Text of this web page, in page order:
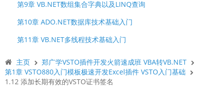
第9章 VB.NET数组集合字典以及LINQ查询
第10章 ADO.NET数据库技术基础入门
第11章 VB.NET多线程技术基础入门
主页
郑广学VSTO插件开发火箭速成班 VBA转VB.NET
第1章 VSTO880入门模板极速开发Excel插件 VSTO入门基础
1.12 添加长期有效的VSTO证书签名